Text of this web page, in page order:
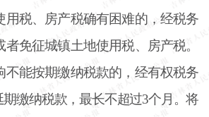
用税、房产税确有困难的，经税务
免征城镇土地使用税、房产税。
不能按期缴纳税款的，经有权税务
缴纳税款，最长不超过3个月。将